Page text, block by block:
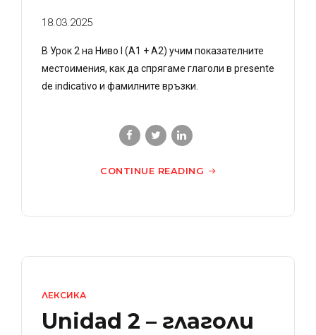
18.03.2025
В Урок 2 на Ниво I (А1 + А2) учим показателните
местоимения, как да спрягаме глаголи в presente
de indicativo и фамилните връзки.
CONTINUE READING
ЛЕКСИКА
Unidad 2 – глаголи